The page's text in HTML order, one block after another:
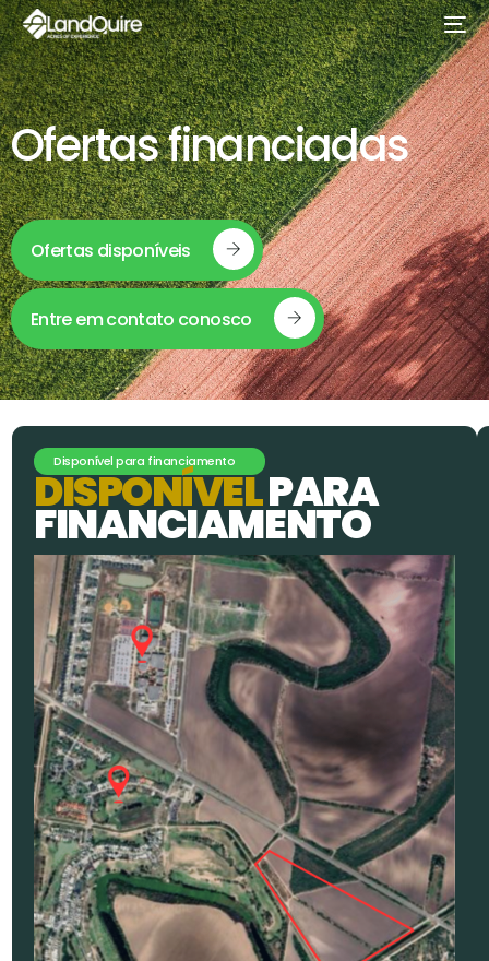
Ofertas financiadas
Ofertas disponíveis
Entre em contato conosco
Disponível para financiamento
DISPONÍVELPARA
FINANCIAMENTO